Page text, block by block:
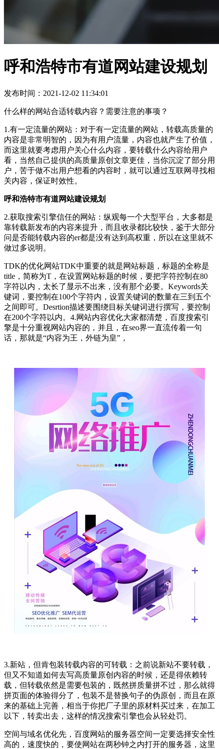
呼和浩特市有道网站建设规划
发布时间：2021-12-02 11:34:01
什么样的网站合适转载内容？需要注意的事项？
1.有一定流量的网站：对于有一定流量的网站，转载高质量的
内容是非常明智的，因为有用户流量，内容也就产生了价值，
而这里就要考虑用户关心什么内容，要转载什么内容给用户
看，当然自己提供的高质量原创文章更佳，当你沉淀了部分用
户，苦于做不出用户想看的内容时，就可以通过互联网寻找相
关内容，保证时效性。
呼和浩特市有道网站建设规划
2.获取搜索引擎信任的网站：纵观每一个大型平台，大多都是
靠转载新发布的内容来提升，而且收录都比较快，鉴于大部分
问是否能转载内容的er都是没有达到高权重，所以在这里就不
做过多说明。
TDK的优化网站TDK中重要的就是网站标题，标题的全称是
title，简称为T，在设置网站标题的时候，要把字符控制在80
字符以内，太长了显示不出来，没有那个必要。Keywords关
键词，要控制在100个字符内，设置关键词的数量在三到五个
之间即可。Desrtion描述要围绕目标关键词进行撰写，要控制
在200个字符以内。4.网站内容优化大家都清楚，百度搜索引
擎是十分重视网站内容的，并且，在seo界一直流传着一句
话，那就是“内容为王，外链为皇”，
3.新站，但肯包装转载内容的可转载：之前说新站不要转载，
但又不知道如何去写高质量原创内容的时候，还是得依赖转
载，但转载依然是需要包装的，既然拼质量拼不过，那么就得
拼页面的体验得分了，包装不是替换句子的伪原创，而且在原
来的基础上完善，相当于你把厂子里的原材料买过来，在加工
以下，转卖出去，这样的情况搜索引擎也会从轻处罚。
空间与域名优化先，百度网站的服务器空间一定要选择安全性
高的，速度快的，要使网站在两秒钟之内打开的服务器，这里